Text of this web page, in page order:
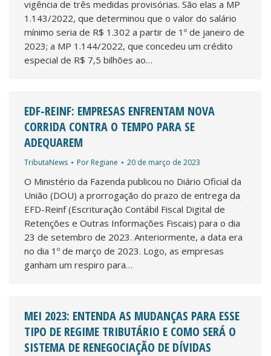
vigência de três medidas provisórias. São elas a MP
1.143/2022, que determinou que o valor do salário
mínimo seria de R$ 1.302 a partir de 1º de janeiro de
2023; a MP 1.144/2022, que concedeu um crédito
especial de R$ 7,5 bilhões ao…
EDF-REINF: EMPRESAS ENFRENTAM NOVA
CORRIDA CONTRA O TEMPO PARA SE
ADEQUAREM
TributaNews Por Regiane 20 de março de 2023
O Ministério da Fazenda publicou no Diário Oficial da
União (DOU) a prorrogação do prazo de entrega da
EFD-Reinf (Escrituração Contábil Fiscal Digital de
Retenções e Outras Informações Fiscais) para o dia
23 de setembro de 2023. Anteriormente, a data era
no dia 1º de março de 2023. Logo, as empresas
ganham um respiro para…
MEI 2023: ENTENDA AS MUDANÇAS PARA ESSE
TIPO DE REGIME TRIBUTÁRIO E COMO SERÁ O
SISTEMA DE RENEGOCIAÇÃO DE DÍVIDAS